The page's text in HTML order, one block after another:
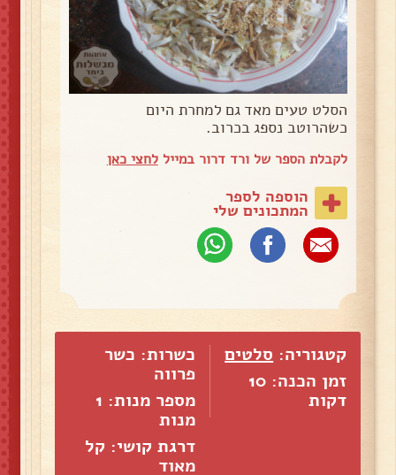
הסלט טעים מאד גם למחרת היום
כשהרוטב נספג בכרוב.
לקבלת הספר של ורד דרור במייללחצי כאן
הוספה לספר
המתכונים שלי
קטגוריה: סלטים
זמן הכנה: 10
דקות
כשרות: כשר
פרווה
מספר מנות: 1
מנות
דרגת קושי: קל
מאוד